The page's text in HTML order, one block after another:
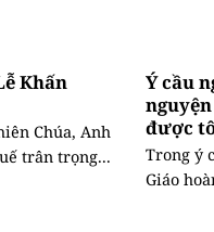
Khấn
Chúa, Anh
trân trọng...
Ý cầu
được
Trong ý
Giáo